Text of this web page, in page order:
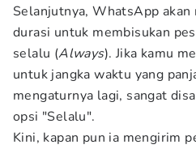
Selanjutnya, WhatsApp
durasi untuk membisukan
selalu (Always). Jika kamu
untuk jangka waktu yang
mengaturnya lagi, sangat
opsi "Selalu".
Kini, kapan pun ia mengirim